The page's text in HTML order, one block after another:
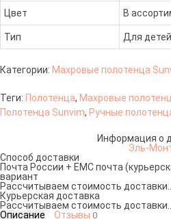
Цвет В
Тип Для детей
Категории: Махровые полотенца
Теги: Полотенца, Махровые
Полотенца Sunvim, Ручные
Информация о
Эль-
Способ доставки
Почта России + ЕМС почта
вариант
Рассчитываем стоимость доставки...
Курьерская доставка
Рассчитываем стоимость доставки...
Описание
Отзывы 0